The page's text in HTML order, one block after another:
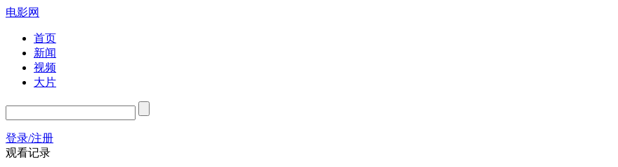
电影网
首页
新闻
视频
大片
登录/注册
观看记录